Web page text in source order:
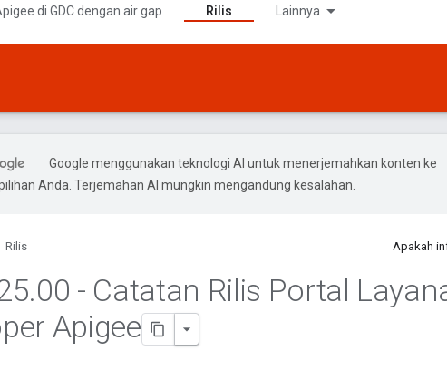
di GDC dengan air gap Rilis Lainnya
Google menggunakan teknologi AI untuk menerjemahkan konten ke
Anda. Terjemahan AI mungkin mengandung kesalahan.
Rilis Apakah
.00 - Catatan Rilis Portal
Apigee